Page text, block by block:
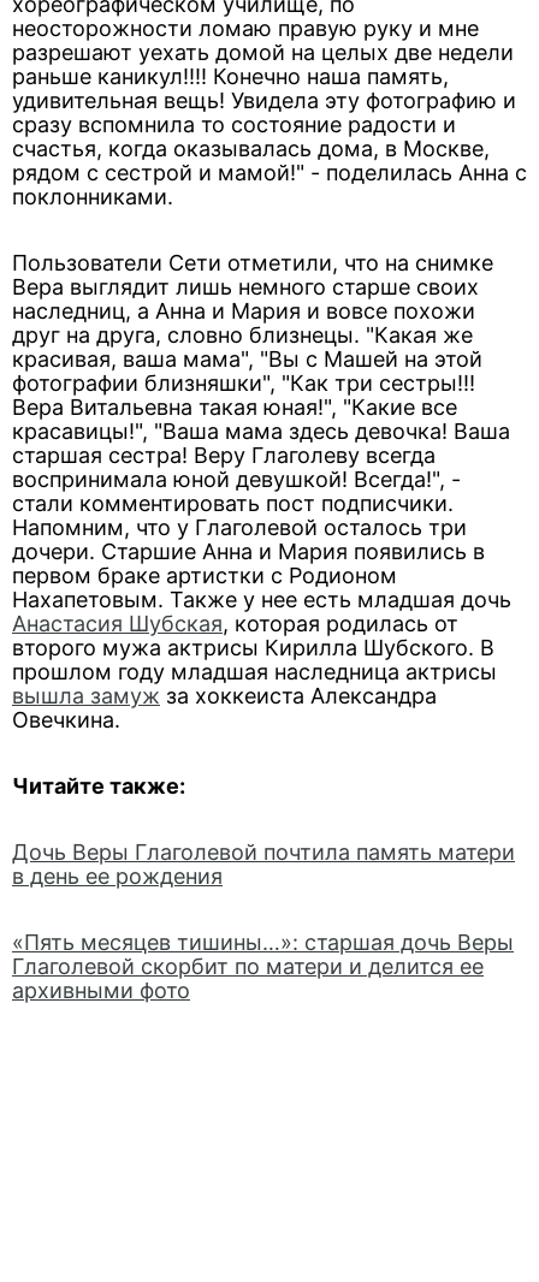
неосторожности ломаю правую руку и мне
разрешают уехать домой на целых две недели
раньше каникул!!!! Конечно наша память,
удивительная вещь! Увидела эту фотографию и
сразу вспомнила то состояние радости и
счастья, когда оказывалась дома, в Москве,
рядом с сестрой и мамой!" - поделилась Анна с
поклонниками.
Пользователи Сети отметили, что на снимке
Вера выглядит лишь немного старше своих
наследниц, а Анна и Мария и вовсе похожи
друг на друга, словно близнецы. "Какая же
красивая, ваша мама", "Вы с Машей на этой
фотографии близняшки", "Как три сестры!!!
Вера Витальевна такая юная!", "Какие все
красавицы!", "Ваша мама здесь девочка! Ваша
старшая сестра! Веру Глаголеву всегда
воспринимала юной девушкой! Всегда!", -
стали комментировать пост подписчики.
Напомним, что у Глаголевой осталось три
дочери. Старшие Анна и Мария появились в
первом браке артистки с Родионом
Нахапетовым. Также у нее есть младшая дочь
Анастасия Шубская, которая родилась от
второго мужа актрисы Кирилла Шубского. В
прошлом году младшая наследница актрисы
вышла замуж за хоккеиста Александра
Овечкина.
Читайте также:
Дочь Веры Глаголевой почтила память матери
в день ее рождения
«Пять месяцев тишины…»: старшая дочь Веры
Глаголевой скорбит по матери и делится ее
архивными фото